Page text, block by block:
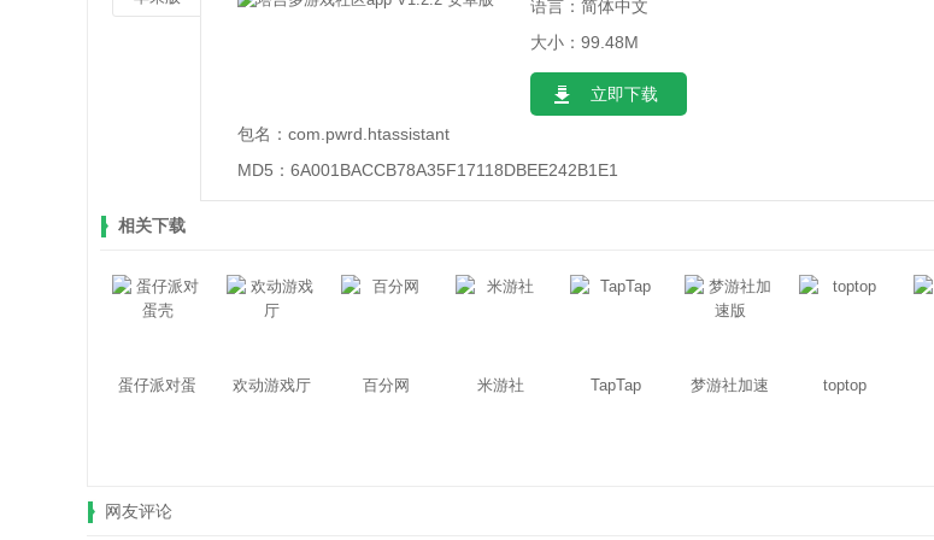
语言：简体中文
大小：99.48M
立即下载
包名： com.pwrd.htassistant
MD5： 6A001BACCB78A35F17118DBEE242B1E1
相关下载
蛋仔派对蛋
欢动游戏厅 百分网 米游社 TapTap
梦游社加速
toptop
网友评论